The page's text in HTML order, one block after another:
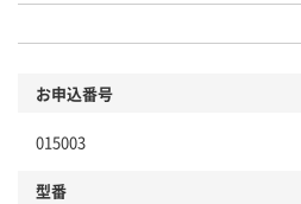
お申込番号
015003
型番